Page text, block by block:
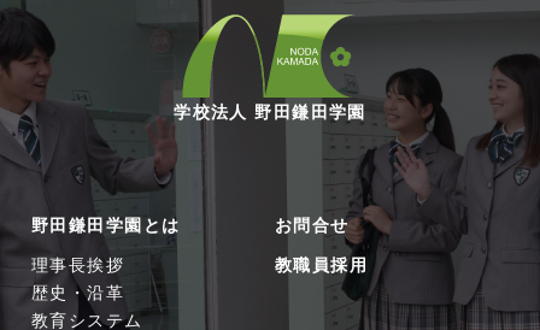
学校法人 野田鎌田学園
野田鎌田学園とは
理事長挨拶
歴史・沿革
教育システム
お問合せ
教職員採用